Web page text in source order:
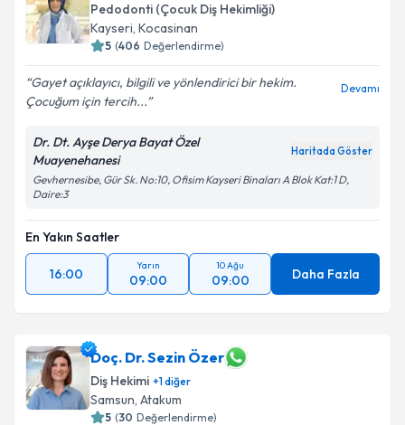
Pedodonti (Çocuk Diş Hekimliği)
Kayseri, Kocasinan
5 (406 Değerlendirme)
Gayet açıklayıcı, bilgili ve yönlendirici bir hekim.
Çocuğum için tercih...
Devamı
Dr. Dt. Ayşe Derya Bayat Özel
Muayenehanesi
Haritada Göster
Gevhernesibe, Gür Sk. No:10, Ofisim Kayseri Binaları A Blok Kat:1 D,
Daire:3
En Yakın Saatler
16:00
Yarın
09:00
10 Ağu
09:00 Daha Fazla
Doç. Dr. Sezin Özer
Diş Hekimi +1diğer
Samsun, Atakum
5 (30 Değerlendirme)